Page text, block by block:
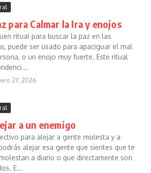
para Calmar la Ira y enojos
ritual para buscar la paz en las
puede ser usado para apaciguar el mal
o un enojo muy fuerte. Este ritual
27, 2026
a un enemigo
para alejar a gente molesta y a
alejar esa gente que sientes que te
a diario o que directamente son
E...